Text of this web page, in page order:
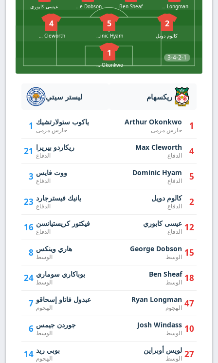
3-4-2-1
Ryan Longman
Ben Sheaf
George Dobson عيسى كابوري
2
كالوم دويل
5
Dominic Hyam
4
Max Cleworth
1
Arthur Okonkwo
ليستر سيتي
1 ياكوب ستولارتشيك
حارس مرمى
21 ريكاردو بيريرا
الدفاع
3 ووت فايس
الدفاع
23 يانيك فيسترجارد
الدفاع
16 فيكتور كريستيانسن
الدفاع
8 هاري وينكس
الوسط
24 بوباكاري سوماري
الوسط
7 عبدول فاتاو إسحاقو
الهجوم
6 جوردن جيمس
الوسط
14 بوبي ريد
الهجوم
ريكسهام
1
Arthur Okonkwo
حارس مرمى
4
Max Cleworth
الدفاع
5
Dominic Hyam
الدفاع
2 كالوم دويل
الدفاع
12 عيسى كابوري
الدفاع
15
George Dobson
الوسط
18
Ben Sheaf
الوسط
47
Ryan Longman
الهجوم
10
Josh Windass
الوسط
27 لويس أوبراين
الوسط